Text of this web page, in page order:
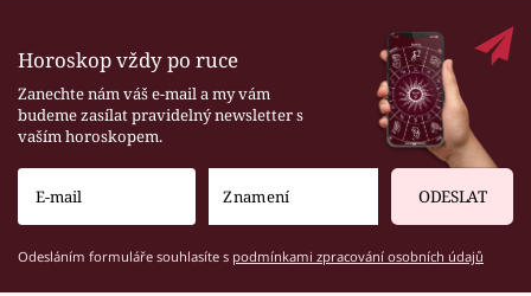
Horoskop vždy po ruce
Zanechte nám váš e-mail a my vám
budeme zasílat pravidelný newsletter s
vaším horoskopem.
ODESLAT
Odesláním formuláře souhlasíte s podmínkami zpracování osobních údajů